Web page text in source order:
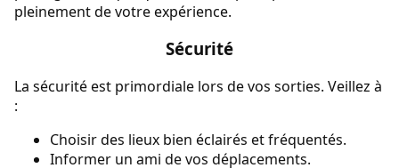
pleinement de votre expérience.
Sécurité
La sécurité est primordiale lors de vos sorties. Veillez à
:
Choisir des lieux bien éclairés et fréquentés.
Informer un ami de vos déplacements.